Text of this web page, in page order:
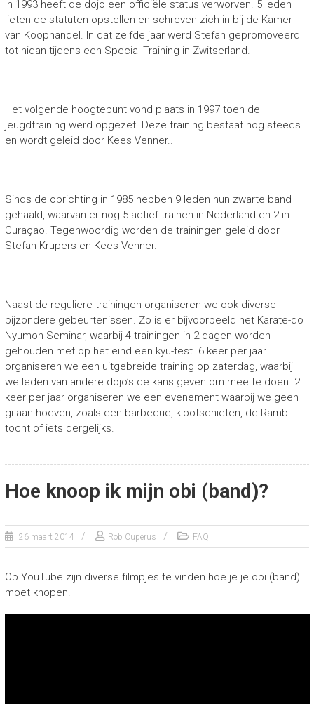
In 1993 heeft de dojo een officiële status verworven. 5 leden
lieten de statuten opstellen en schreven zich in bij de Kamer
van Koophandel. In dat zelfde jaar werd Stefan gepromoveerd
tot nidan tijdens een Special Training in Zwitserland.
Het volgende hoogtepunt vond plaats in 1997 toen de
jeugdtraining werd opgezet. Deze training bestaat nog steeds
en wordt geleid door Kees Venner..
Sinds de oprichting in 1985 hebben 9 leden hun zwarte band
gehaald, waarvan er nog 5 actief trainen in Nederland en 2 in
Curaçao. Tegenwoordig worden de trainingen geleid door
Stefan Krupers en Kees Venner.
Naast de reguliere trainingen organiseren we ook diverse
bijzondere gebeurtenissen. Zo is er bijvoorbeeld het Karate-do
Nyumon Seminar, waarbij 4 trainingen in 2 dagen worden
gehouden met op het eind een kyu-test. 6 keer per jaar
organiseren we een uitgebreide training op zaterdag, waarbij
we leden van andere dojo’s de kans geven om mee te doen. 2
keer per jaar organiseren we een evenement waarbij we geen
gi aan hoeven, zoals een barbeque, klootschieten, de Rambi-
tocht of iets dergelijks.
Hoe knoop ik mijn obi (band)?
26 maart 2014 Rob Cuperus FAQ
Op YouTube zijn diverse filmpjes te vinden hoe je je obi (band)
moet knopen.